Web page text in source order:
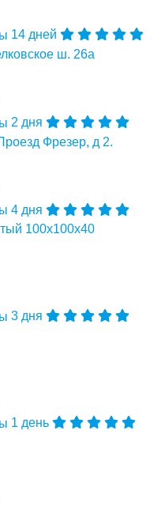
14 дней
ш. 26а
2 дня
Фрезер, д 2.
4 дня
100х100х40
3 дня
1 день